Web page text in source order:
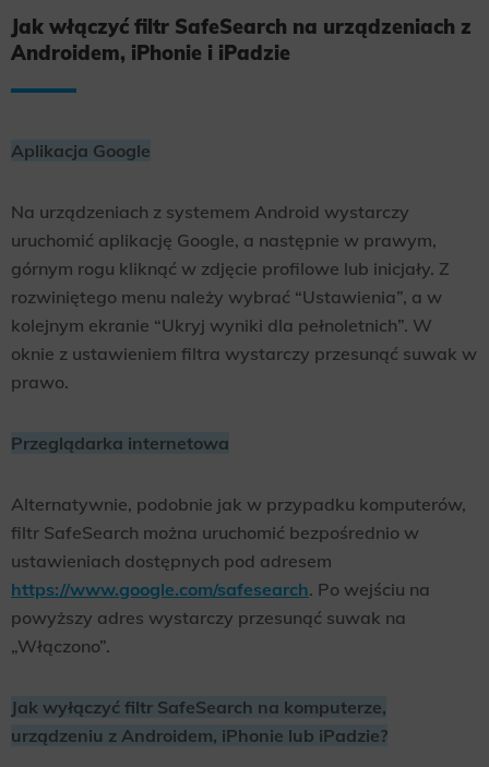
Scope responsible for displaying personalized ads that may be of interest to the user based on browsing history and
habits and demographic criteria. Also, third-party files that, in conjunction with files installed while browsing other
websites, profile the user, providing him or her with the marketing, advertising and retargeting content deemed most
appropriate.
Jak włączyć filtr SafeSearch na urządzeniach z
Androidem, iPhonie i iPadzie
Aplikacja Google
Na urządzeniach z systemem Android wystarczy
uruchomić aplikację Google, a następnie w prawym,
górnym rogu kliknąć w zdjęcie profilowe lub inicjały. Z
rozwiniętego menu należy wybrać “Ustawienia”, a w
kolejnym ekranie “Ukryj wyniki dla pełnoletnich”. W
oknie z ustawieniem filtra wystarczy przesunąć suwak w
prawo.
Przeglądarka internetowa
Alternatywnie, podobnie jak w przypadku komputerów,
filtr SafeSearch można uruchomić bezpośrednio w
ustawieniach dostępnych pod adresem
https://www.google.com/safesearch. Po wejściu na
powyższy adres wystarczy przesunąć suwak na
„Włączono”.
Jak wyłączyć filtr SafeSearch na komputerze,
urządzeniu z Androidem, iPhonie lub iPadzie?